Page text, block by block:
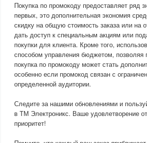
Покупка по промокоду предоставляет ряд
первых, это дополнительная экономия
скидку на общую стоимость заказа или на
дать доступ к специальным акциям или
покупки для клиента. Кроме того,
способом управления бюджетом, позволяя
покупка по промокоду может стать
особенно если промокод связан с
определенной аудитории.
Следите за нашими обновлениями и
в ТМ Электроникс. Ваше удовлетворение
приоритет!